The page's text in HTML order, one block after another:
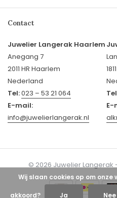
Contact
Juwelier Langerak Haarlem
Anegang 7
2011 HR Haarlem
Nederland
Tel:023 – 53 21 064
E-mail:
info@juwelierlangerak.nl
E-
© 2026 Juwelier Langerak
Wij slaan cookies op om
akkoord? Ja Nee